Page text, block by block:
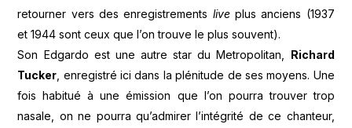
retourner vers des enregistrements liv​eplus anciens (1937
et 1944 sont ceux que l’on trouve le plus souvent).
Son Edgardo est une autre star du Metropolitan, Richard
Tucker , enregistré ici dans la plénitude de ses moyens. Une
fois habitué à une émission que l’on pourra trouver trop
nasale, on ne pourra qu’admirer l’intégrité de ce chanteur,